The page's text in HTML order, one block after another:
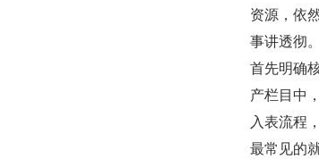
资源，依
事讲透彻。
首先明确
产栏目中
入表流程
最常见的